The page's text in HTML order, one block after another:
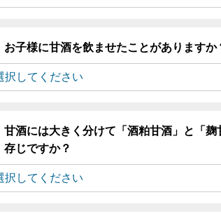
お子様に甘酒を飲ませたことがありますか
甘酒には大きく分けて「酒粕甘酒」と「
存じですか？